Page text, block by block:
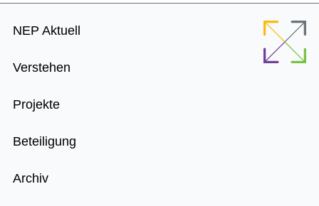
Footer
NEP Aktuell
Verstehen
Projekte
Beteiligung
Archiv